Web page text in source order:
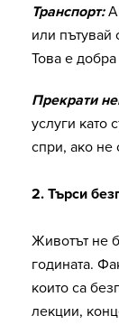
Транспорт:
или пътувай
Това е
Прекрати
услуги като
спри, ако не
2. Търси
Животът не
годината.
които са
лекции,